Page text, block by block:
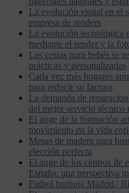
La evolución visual en el
empresa de renders
La evolución tecnológica
mediante el render y la
Las cestas para bebés se
prácticas y personalizadas
Cada vez más hogares
para reducir su factura
La demanda de
del mejor servicio técnico
El auge de la formación
movimiento en la vida
Mesas de madera para
elección perfecta
El auge de los centros de
España: una perspectiva
Futbol burbuja Madrid |